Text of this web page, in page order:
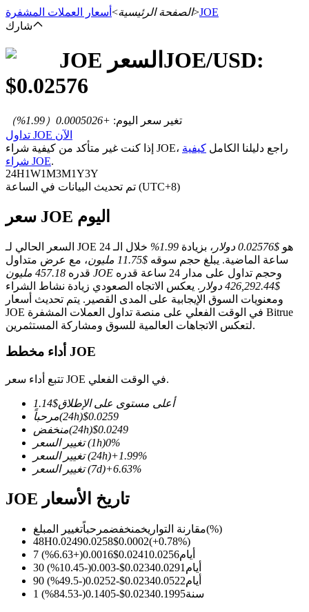
العقود الآجلة USDT
العقود الآجلة لـ COIN-M
العقود الآجلة للعملات المشفرة
TradFi
مشتقات الأسهم والعملات الأجنبية والمعادن الثمينة والسلع
الصفحة الرئيسية> أسعار العملات المشفرة >JOE
شارك
JOE السعر JOE/USD:
$0.02576
تغير سعر اليوم:
+0.0005026
（
1.99
%）
تداول JOE الآن
إذا كنت غير متأكد من كيفية شراء JOE، راجع دليلنا الكامل كيفية
شراء JOE.
24H1W1M3M1Y3Y
تم تحديث البيانات في الساعة (UTC+8)
سعر JOE اليوم
السعر الحالي لـ JOE هو $0.02576 دولار ، بزيادة 1.99%
خلال الـ 24
ساعة الماضية. يبلغ حجم سوقه $11.75 مليون
، مع عرض متداول
قدره 457.18 مليون JOE
وحجم تداول على مدار 24 ساعة قدره
$426,292.44 دولار
. يعكس الاتجاه الصعودي زيادة نشاط الشراء
ومعنويات السوق الإيجابية على المدى القصير. يتم تحديث أسعار
JOE في الوقت الفعلي على منصة تداول العملات المشفرة Bitrue
لتعكس الاتجاهات العالمية للسوق ومشاركة المستثمرين.
أداء مخطط JOE
تتبع أداء سعر JOE في الوقت الفعلي.
أعلى مستوى على الإطلاق$
1.14
مرحباً
(24h)$0.0259
منخفض
(24h)$0.0249
تغيير السعر
(1h)0%
تغيير السعر
(24h)+1.99%
تغيير السعر
(7d)+6.63%
JOE تاريخ الأسعار
مقارنة التواريخمنخفضمرحباًتغيير المبلغ
(%)
48H0.02490.0258$0.0002(+0.78%)
7 أيام
0.02410.0256
$
0.0016
(
+
6.63
%)
30 أيام
0.02340.0291
$
-0.003
(
-10.45
%)
90 أيام
0.02340.0522
$
-0.0252
(
-49.5
%)
1 سنة
0.02340.1995
$
-0.1405
(
-84.53
%)